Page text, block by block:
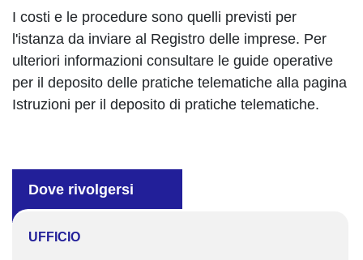
I costi e le procedure sono quelli previsti per
l'istanza da inviare al Registro delle imprese. Per
ulteriori informazioni consultare le guide operative
per il deposito delle pratiche telematiche alla pagina
Istruzioni per il deposito di pratiche telematiche.
Dove rivolgersi
UFFICIO